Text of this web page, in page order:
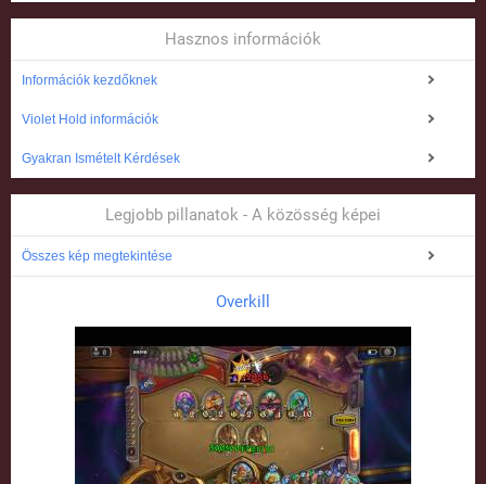
Hasznos információk
Információk kezdőknek
Violet Hold információk
Gyakran Ismételt Kérdések
Legjobb pillanatok - A közösség képei
Összes kép megtekintése
Overkill